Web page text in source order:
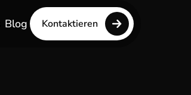
Blog Kontaktieren